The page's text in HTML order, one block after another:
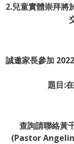
2.兒童實體崇拜將
誠邀家長參加
題目:
查詢請聯絡黃
(Pastor